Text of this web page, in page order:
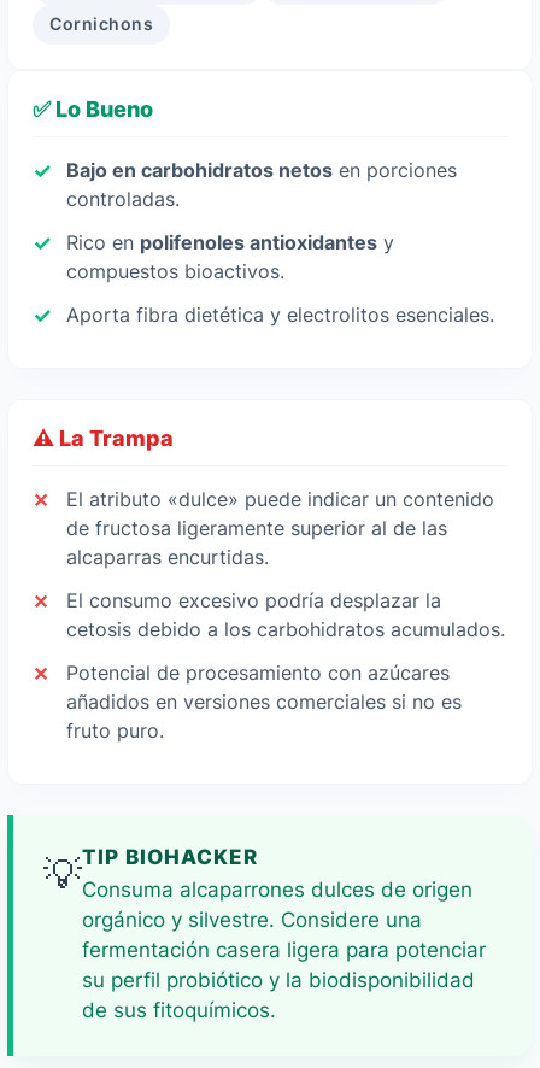
Cornichons
✅ Lo Bueno
Bajo en carbohidratos netos en porciones
controladas.
Rico en polifenoles antioxidantes y
compuestos bioactivos.
Aporta fibra dietética y electrolitos esenciales.
⚠️ La Trampa
El atributo «dulce» puede indicar un contenido
de fructosa ligeramente superior al de las
alcaparras encurtidas.
El consumo excesivo podría desplazar la
cetosis debido a los carbohidratos acumulados.
Potencial de procesamiento con azúcares
añadidos en versiones comerciales si no es
fruto puro.
💡TIP BIOHACKER
Consuma alcaparrones dulces de origen
orgánico y silvestre. Considere una
fermentación casera ligera para potenciar
su perfil probiótico y la biodisponibilidad
de sus fitoquímicos.